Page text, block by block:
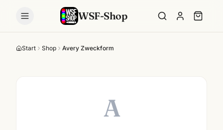
WSF-Shop
Start Shop Avery Zweckform
A